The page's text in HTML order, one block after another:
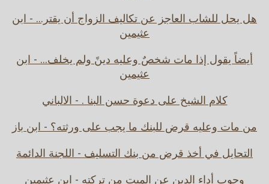
هل يحل للشاب العاجز عن تكاليف الزواج أن يقتر... - ابن
عثيمين
أيضاً يقول إذا مات شخصٌ وعليه دينً ولم يخلف... - ابن
عثيمين
كلام الشيخ على دعوة حسن البنا . - الالباني
من مات وعليه قرض للبنك ما يجب على ورثته؟ - ابن باز
التحايل في أخذ قرض من بنك التسليف - اللجنة الدائمة
وجوب أداء الدين عن الميت من تركته - ابن عثيمين